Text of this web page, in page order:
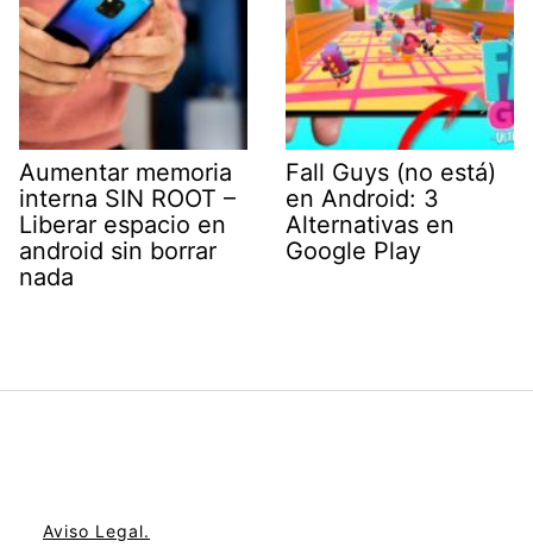
Aumentar memoria
interna SIN ROOT –
Liberar espacio en
android sin borrar
nada
Fall Guys (no está)
en Android: 3
Alternativas en
Google Play
Aviso Legal.